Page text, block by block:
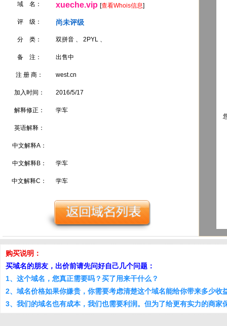
域 名： xueche.vip [查看Whois信息]
评 级： 尚未评级
分 类： 双拼音 、 2PYL 、
备 注： 出售中
注 册 商： west.cn
加入时间： 2016/5/17
解释修正： 学车
英语解释：
中文解释A：
中文解释B： 学车
中文解释C： 学车
购买说明：
买域名的朋友，出价前请先问好自己几个问题：
1、这个域名，您真正需要吗？买了用来干什么？
2、域名价格如果你嫌贵，你需要考虑清楚这个域名能给你带来多少收
3、我们的域名也有成本，我们也需要利润。但为了给更有实力的商家